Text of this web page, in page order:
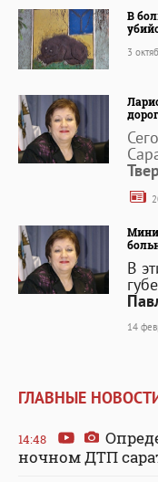
В
3
В
14
ГЛАВНЫЕ
14:48
ночном ДТП